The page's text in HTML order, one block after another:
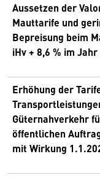
Aussetzen der
Mauttarife und
Bepreisung beim
iHv + 8,6 % im
Erhöhung der
Güternahverkehr
öffentlichen
mit Wirkung